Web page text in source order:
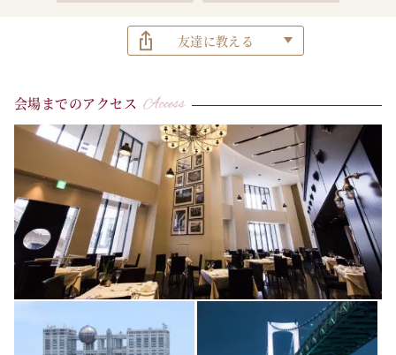
友達に教える
会場までのアクセス